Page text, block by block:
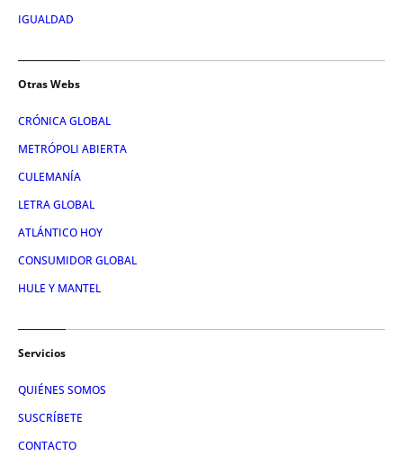
IGUALDAD
Otras Webs
CRÓNICA GLOBAL
METRÓPOLI ABIERTA
CULEMANÍA
LETRA GLOBAL
ATLÁNTICO HOY
CONSUMIDOR GLOBAL
HULE Y MANTEL
Servicios
QUIÉNES SOMOS
SUSCRÍBETE
CONTACTO